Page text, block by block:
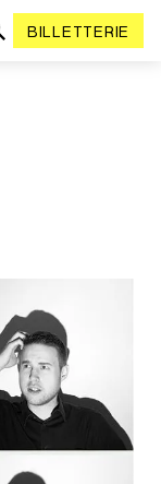
BILLETTERIE